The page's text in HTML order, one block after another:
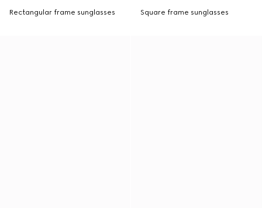
Rectangular frame sunglasses Square frame sunglasses